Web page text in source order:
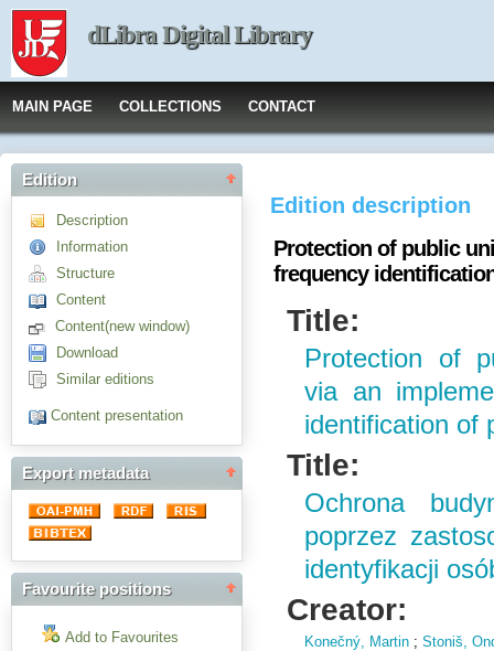
dLibra Digital Library
MAIN PAGE COLLECTIONS CONTACT
Edition
Description
Information
Structure
Content
Content(new window)
Download
Similar editions
Content presentation
Export metadata
Favourite positions
Add to Favourites
Edition description
Protection of public
frequency
Title:
Protection of
via an
identification of
Title:
Ochrona
poprzez
identyfikacji
Creator:
Konečný, Martin ;Stoniš,